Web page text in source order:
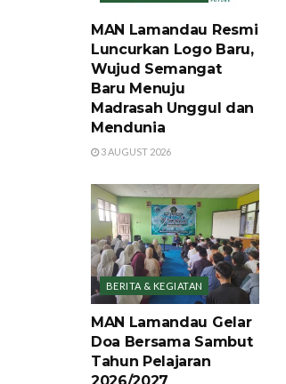
MAN Lamandau Resmi
Luncurkan Logo Baru,
Wujud Semangat
Baru Menuju
Madrasah Unggul dan
Mendunia
3 AUGUST 2026
BERITA & KEGIATAN
MAN Lamandau Gelar
Doa Bersama Sambut
Tahun Pelajaran